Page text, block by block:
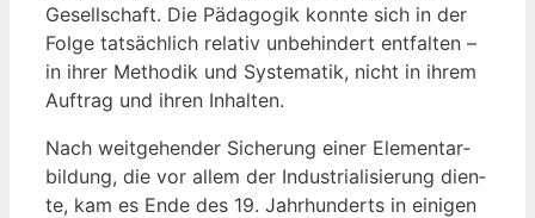
Gesell­schaft. Die Päd­ago­gik konn­te sich in der
Fol­ge tat­säch­lich rela­tiv unbe­hin­dert ent­fal­ten –
in ihrer Metho­dik und Sys­te­ma­tik, nicht in ihrem
Auf­trag und ihren Inhalten.
Nach weit­ge­hen­der Siche­rung einer Ele­men­tar­
bil­dung, die vor allem der Indus­tria­li­sie­rung dien­
te, kam es Ende des 19. Jahr­hun­derts in eini­gen